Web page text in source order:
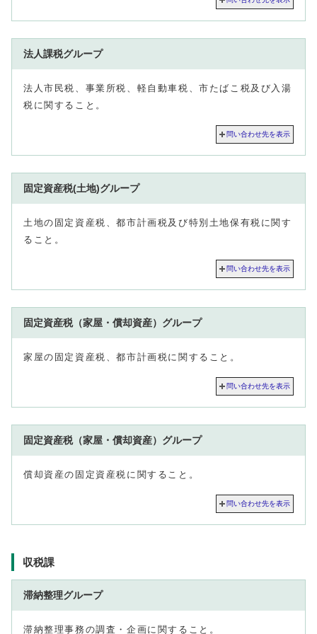
法人課税グループ
法人市民税、事業所税、軽自動車税、市たばこ税及び入湯
税に関すること。
問い合わせ先を表示
固定資産税(土地)グループ
土地の固定資産税、都市計画税及び特別土地保有税に関す
ること。
問い合わせ先を表示
固定資産税（家屋・償却資産）グループ
家屋の固定資産税、都市計画税に関すること。
問い合わせ先を表示
固定資産税（家屋・償却資産）グループ
償却資産の固定資産税に関すること。
問い合わせ先を表示
収税課
滞納整理グループ
滞納整理事務の調査・企画に関すること。